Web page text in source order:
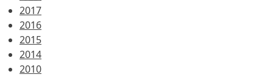
2017
2016
2015
2014
2010